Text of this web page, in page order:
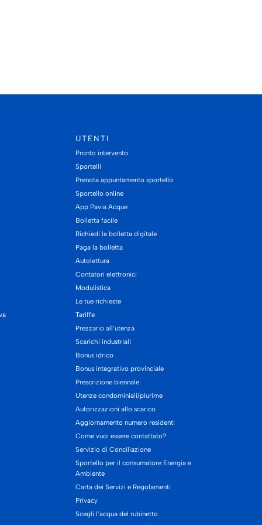
UTENTI
Pronto intervento
Sportelli
Prenota appuntamento sportello
Sportello online
App Pavia Acque
Bolletta facile
Richiedi la bolletta digitale
Paga la bolletta
Autolettura
Contatori elettronici
Modulistica
Le tue richieste
Tariffe
Prezzario all’utenza
Scarichi industriali
Bonus idrico
Bonus integrativo provinciale
Prescrizione biennale
Utenze condominiali/plurime
Autorizzazioni allo scarico
Aggiornamento numero residenti
Come vuoi essere contattato?
Servizio di Conciliazione
Sportello per il consumatore Energia e
Ambiente
Carta dei Servizi e Regolamenti
Privacy
Scegli l’acqua del rubinetto